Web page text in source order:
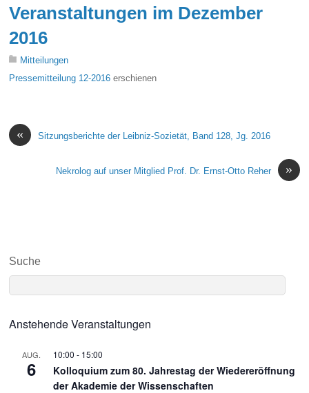
Veranstaltungen im Dezember
2016
Mitteilungen
Pressemitteilung 12-2016 erschienen
« Sitzungsberichte der Leibniz-Sozietät, Band 128, Jg. 2016
»
Nekrolog auf unser Mitglied Prof. Dr. Ernst-Otto Reher
Suche
Anstehende Veranstaltungen
AUG.
6
10:00 - 15:00
Kolloquium zum 80. Jahrestag der Wiedereröffnung
der Akademie der Wissenschaften